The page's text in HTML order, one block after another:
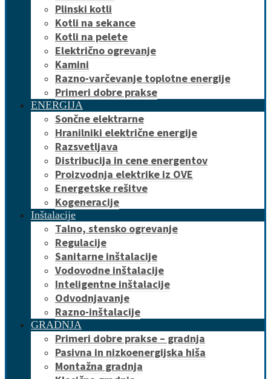
Plinski kotli
Kotli na sekance
Kotli na pelete
Električno ogrevanje
Kamini
Razno-varčevanje toplotne energije
Primeri dobre prakse
ENERGIJA
Sončne elektrarne
Hranilniki električne energije
Razsvetljava
Distribucija in cene energentov
Proizvodnja elektrike iz OVE
Energetske rešitve
Kogeneracije
Inštalacije
Talno, stensko ogrevanje
Regulacije
Sanitarne inštalacije
Vodovodne inštalacije
Inteligentne inštalacije
Odvodnjavanje
Razno-inštalacije
GRADNJA
Primeri dobre prakse – gradnja
Pasivna in nizkoenergijska hiša
Montažna gradnja